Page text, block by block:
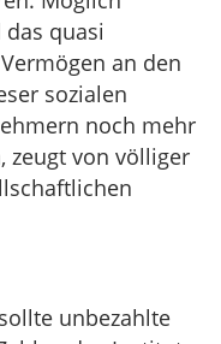
quasi
an den
sozialen
noch mehr
zeugt von völliger
unbezahlte